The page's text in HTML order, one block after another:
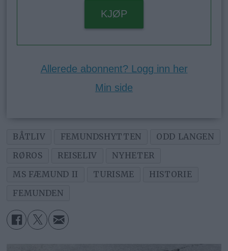
KJØP
Allerede abonnent? Logg inn her
Min side
BÅTLIV FEMUNDSHYTTEN
ODD LANGEN
RØROS
REISELIV
NYHETER
MS FÆMUND II
TURISME
HISTORIE
FEMUNDEN